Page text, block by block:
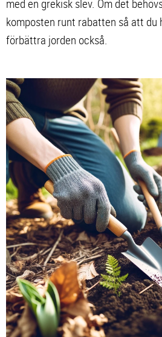
med en grekisk slev. Om det
komposten runt rabatten så att du
förbättra jorden också.